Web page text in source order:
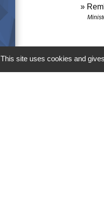
This site uses cookies and